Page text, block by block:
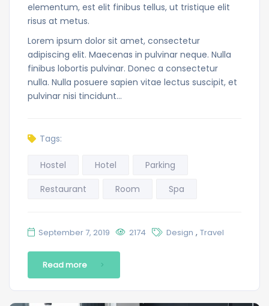
elementum, est elit finibus tellus, ut tristique elit
risus at metus.
Lorem ipsum dolor sit amet, consectetur
adipiscing elit. Maecenas in pulvinar neque. Nulla
finibus lobortis pulvinar. Donec a consectetur
nulla. Nulla posuere sapien vitae lectus suscipit, et
pulvinar nisi tincidunt…
Tags:
Hostel Hotel
Parking
Restaurant
Room Spa
September 7, 2019 2174 Design , Travel
Read more